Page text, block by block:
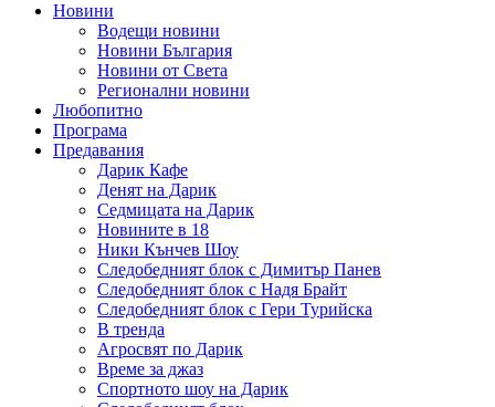
Новини
Водещи новини
Новини България
Новини от Света
Регионални новини
Любопитно
Програма
Предавания
Дарик Кафе
Денят на Дарик
Седмицата на Дарик
Новините в 18
Ники Кънчев Шоу
Следобедният блок с Димитър Панев
Следобедният блок с Надя Брайт
Следобедният блок с Гери Турийска
В тренда
Агросвят по Дарик
Време за джаз
Спортното шоу на Дарик